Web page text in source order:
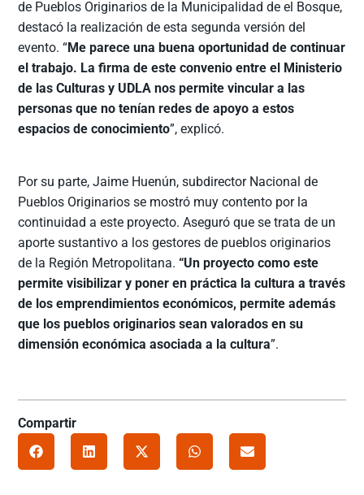
de Pueblos Originarios de la Municipalidad de el Bosque,
destacó la realización de esta segunda versión del
evento. “Me parece una buena oportunidad de continuar
el trabajo. La firma de este convenio entre el Ministerio
de las Culturas y UDLA nos permite vincular a las
personas que no tenían redes de apoyo a estos
espacios de conocimiento”, explicó.
Por su parte, Jaime Huenún, subdirector Nacional de
Pueblos Originarios se mostró muy contento por la
continuidad a este proyecto. Aseguró que se trata de un
aporte sustantivo a los gestores de pueblos originarios
de la Región Metropolitana.“Un proyecto como este
permite visibilizar y poner en práctica la cultura a través
de los emprendimientos económicos, permite además
que los pueblos originarios sean valorados en su
dimensión económica asociada a la cultura”.
Compartir